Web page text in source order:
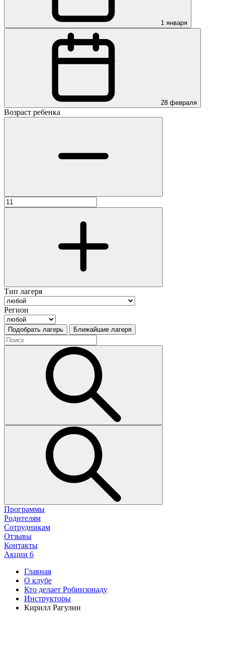
1 января
28 февраля
Возраст ребенка
Тип лагеря
Регион
Подобрать лагерь Ближайшие лагеря
Программы
Родителям
Сотрудникам
Отзывы
Контакты
Акции 6
Главная
О клубе
Кто делает Робинзонаду
Инструкторы
Кирилл Рагулин